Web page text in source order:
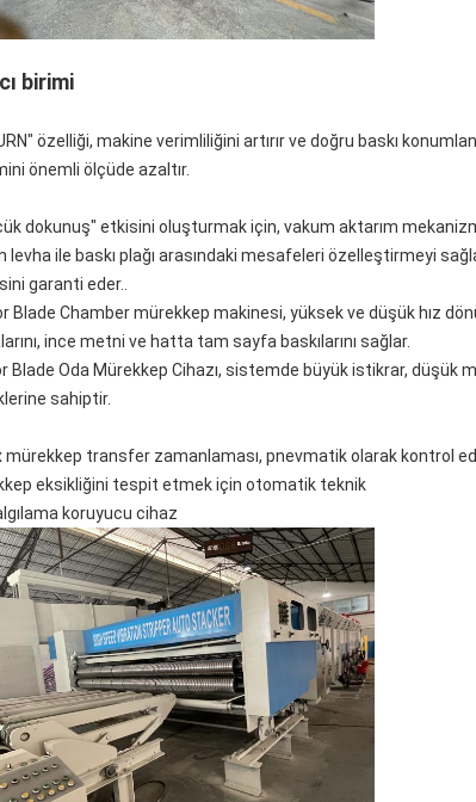
birimi
özelliği, makine verimliliğini artırır ve doğru baskı
önemli ölçüde azaltır.
dokunuş" etkisini oluşturmak için, vakum aktarım
levha ile baskı plağı arasındaki mesafeleri özelleştirmeyi
garanti eder..
Blade Chamber mürekkep makinesi, yüksek ve düşük hız
ince metni ve hatta tam sayfa baskılarını sağlar.
Blade Oda Mürekkep Cihazı, sistemde büyük istikrar, düşük
sahiptir.
mürekkep transfer zamanlaması, pnevmatik olarak kontrol
eksikliğini tespit etmek için otomatik teknik
koruyucu cihaz